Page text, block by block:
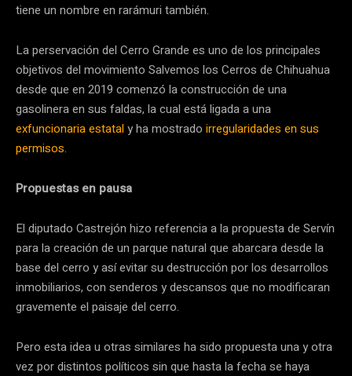
tiene un nombre en rarámuri también.
La perservación del Cerro Grande es uno de los principales
objetivos del movimiento Salvemos los Cerros de Chihuahua
desde que en 2019 comenzó la construcción de una
gasolinera en sus faldas, la cual está ligada a una
exfuncionaria estataly ha mostrado irregularidades en sus
permisos.
Propuestas en pausa
El diputado Castrejón hizo referencia a la propuesta de Servín
para la creación de un parque natural que abarcara desde la
base del cerro y así evitar su destrucción por los desarrollos
inmobiliarios, con senderos y descansos que no modificaran
gravemente el paisaje del cerro.
Pero esta idea u otras similares ha sido propuesta una y otra
vez por distintos políticos sin que hasta la fecha se haya